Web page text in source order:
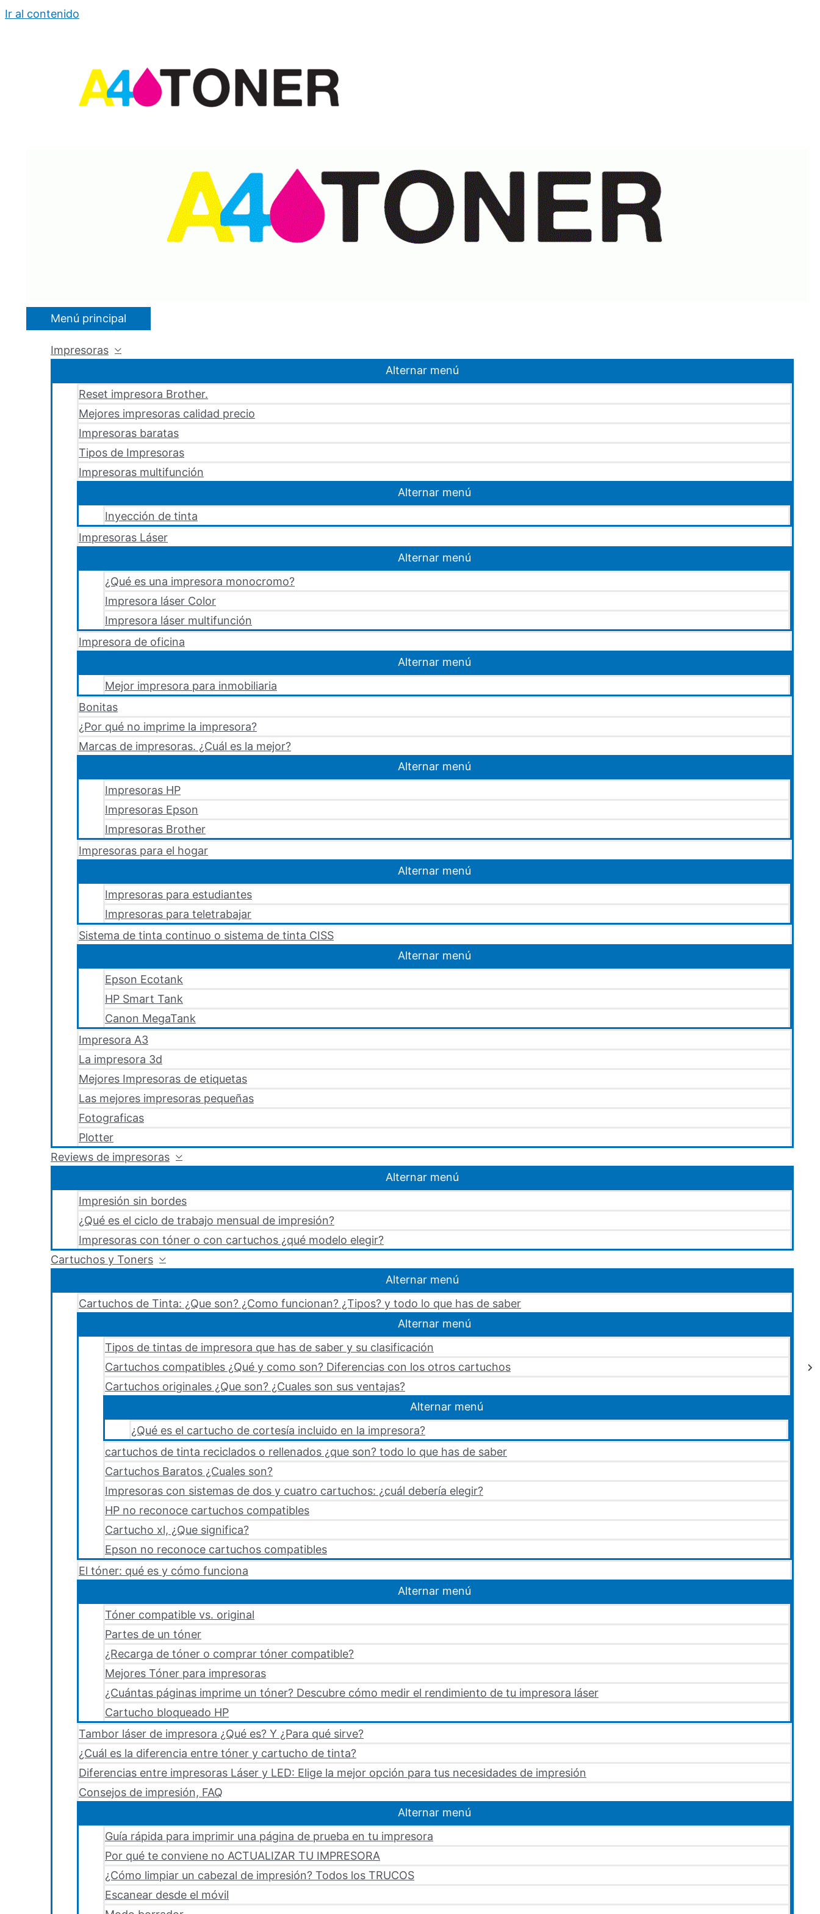
Ir al contenido
Menú principal
Impresoras
Alternar menú
Reset impresora Brother.
Mejores impresoras calidad precio
Impresoras baratas
Tipos de Impresoras
Impresoras multifunción
Alternar menú
Inyección de tinta
Impresoras Láser
Alternar menú
¿Qué es una impresora monocromo?
Impresora láser Color
Impresora láser multifunción
Impresora de oficina
Alternar menú
Mejor impresora para inmobiliaria
Bonitas
¿Por qué no imprime la impresora?
Marcas de impresoras. ¿Cuál es la mejor?
Alternar menú
Impresoras HP
Impresoras Epson
Impresoras Brother
Impresoras para el hogar
Alternar menú
Impresoras para estudiantes
Impresoras para teletrabajar
Sistema de tinta continuo o sistema de tinta CISS
Alternar menú
Epson Ecotank
HP Smart Tank
Canon MegaTank
Impresora A3
La impresora 3d
Mejores Impresoras de etiquetas
Las mejores impresoras pequeñas
Fotograficas
Plotter
Reviews de impresoras
Alternar menú
Impresión sin bordes
¿Qué es el ciclo de trabajo mensual de impresión?
Impresoras con tóner o con cartuchos ¿qué modelo elegir?
Cartuchos y Toners
Alternar menú
Cartuchos de Tinta: ¿Que son? ¿Como funcionan? ¿Tipos? y todo lo que has de saber
Alternar menú
Tipos de tintas de impresora que has de saber y su clasificación
Cartuchos compatibles ¿Qué y como son? Diferencias con los otros cartuchos
Cartuchos originales ¿Que son? ¿Cuales son sus ventajas?
Alternar menú
¿Qué es el cartucho de cortesía incluido en la impresora?
cartuchos de tinta reciclados o rellenados ¿que son? todo lo que has de saber
Cartuchos Baratos ¿Cuales son?
Impresoras con sistemas de dos y cuatro cartuchos: ¿cuál debería elegir?
HP no reconoce cartuchos compatibles
Cartucho xl, ¿Que significa?
Epson no reconoce cartuchos compatibles
El tóner: qué es y cómo funciona
Alternar menú
Tóner compatible vs. original
Partes de un tóner
¿Recarga de tóner o comprar tóner compatible?
Mejores Tóner para impresoras
¿Cuántas páginas imprime un tóner? Descubre cómo medir el rendimiento de tu impresora láser
Cartucho bloqueado HP
Tambor láser de impresora ¿Qué es? Y ¿Para qué sirve?
¿Cuál es la diferencia entre tóner y cartucho de tinta?
Diferencias entre impresoras Láser y LED: Elige la mejor opción para tus necesidades de impresión
Consejos de impresión, FAQ
Alternar menú
Guía rápida para imprimir una página de prueba en tu impresora
Por qué te conviene no ACTUALIZAR TU IMPRESORA
¿Cómo limpiar un cabezal de impresión? Todos los TRUCOS
Escanear desde el móvil